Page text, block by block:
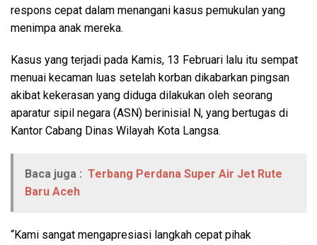
respons cepat dalam menangani kasus pemukulan yang
menimpa anak mereka.
Kasus yang terjadi pada Kamis, 13 Februari lalu itu sempat
menuai kecaman luas setelah korban dikabarkan pingsan
akibat kekerasan yang diduga dilakukan oleh seorang
aparatur sipil negara (ASN) berinisial N, yang bertugas di
Kantor Cabang Dinas Wilayah Kota Langsa.
Baca juga : Terbang Perdana Super Air Jet Rute
Baru Aceh
“Kami sangat mengapresiasi langkah cepat pihak